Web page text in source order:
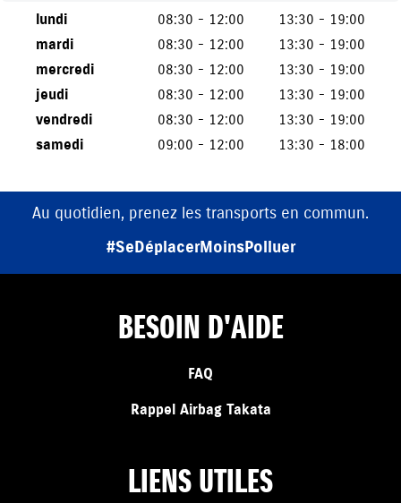
lundi 08:30 - 12:00
13:30 - 19:00
mardi
08:30 - 12:00
13:30 - 19:00
mercredi
08:30 - 12:00
13:30 - 19:00
jeudi
08:30 - 12:00
13:30 - 19:00
vendredi
08:30 - 12:00
13:30 - 19:00
samedi
09:00 - 12:00 13:30 - 18:00
Au quotidien, prenez les transports en commun.
#SeDéplacerMoinsPolluer
BESOIN D'AIDE
FAQ
Rappel Airbag Takata
LIENS UTILES